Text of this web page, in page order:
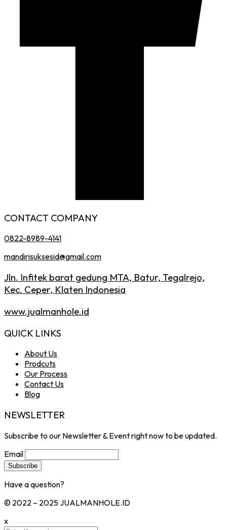
CONTACT COMPANY
0822-8989-4141
mandirisuksesid@gmail.com
Jln. Infitek barat gedung MTA, Batur, Tegalrejo,
Kec. Ceper, Klaten Indonesia
www.jualmanhole.id
QUICK LINKS
About Us
Prodcuts
Our Process
Contact Us
Blog
NEWSLETTER
Subscribe to our Newsletter & Event right now to be updated.
Email
Have a question?
© 2022 – 2025 JUALMANHOLE.ID
x